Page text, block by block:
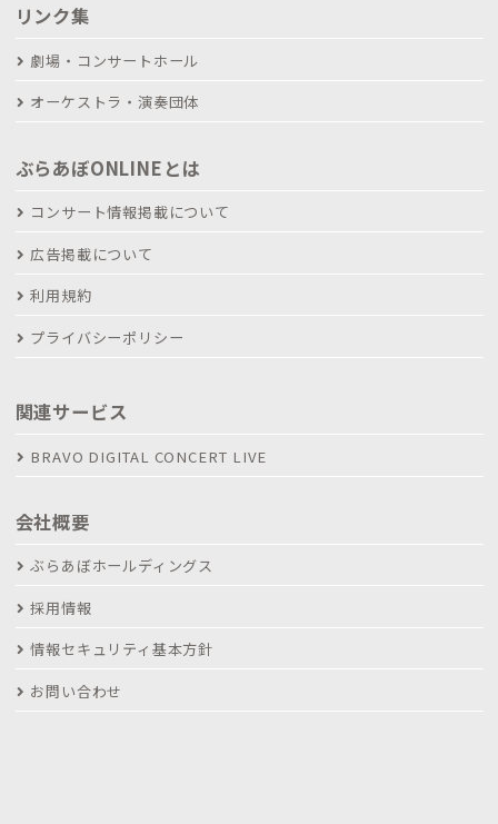
リンク集
劇場・コンサートホール
オーケストラ・演奏団体
ぶらあぼONLINEとは
コンサート情報掲載について
広告掲載について
利用規約
プライバシーポリシー
関連サービス
BRAVO DIGITAL CONCERT LIVE
会社概要
ぶらあぼホールディングス
採用情報
情報セキュリティ基本方針
お問い合わせ